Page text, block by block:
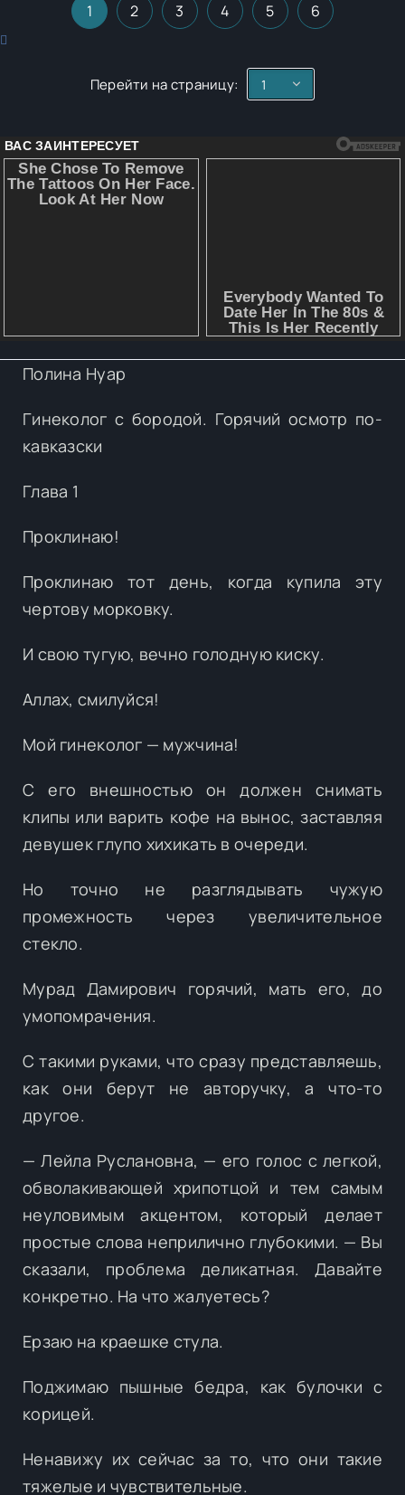
1 2 3 4 5 6
Перейти на страницу:
Полина Нуар
Гинеколог с бородой. Горячий осмотр по-
кавказски
Глава 1
Проклинаю!
Проклинаю тот день, когда купила эту
чертову морковку.
И свою тугую, вечно голодную киску.
Аллах, смилуйся!
Мой гинеколог — мужчина!
С его внешностью он должен снимать
клипы или варить кофе на вынос, заставляя
девушек глупо хихикать в очереди.
Но точно не разглядывать чужую
промежность через увеличительное
стекло.
Мурад Дамирович горячий, мать его, до
умопомрачения.
С такими руками, что сразу представляешь,
как они берут не авторучку, а что-то
другое.
— Лейла Руслановна, — его голос с легкой,
обволакивающей хрипотцой и тем самым
неуловимым акцентом, который делает
простые слова неприлично глубокими. — Вы
сказали, проблема деликатная. Давайте
конкретно. На что жалуетесь?
Ерзаю на краешке стула.
Поджимаю пышные бедра, как булочки с
корицей.
Ненавижу их сейчас за то, что они такие
тяжелые и чувствительные.